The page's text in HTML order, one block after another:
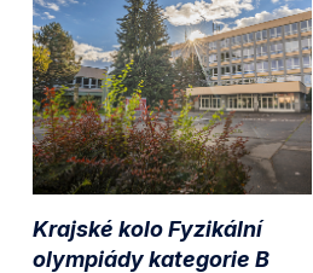
Krajské kolo Fyzikální
olympiády kategorie B